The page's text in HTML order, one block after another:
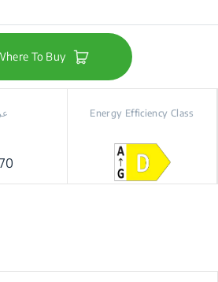
To Buy
Energy Efficiency Class
70 cm